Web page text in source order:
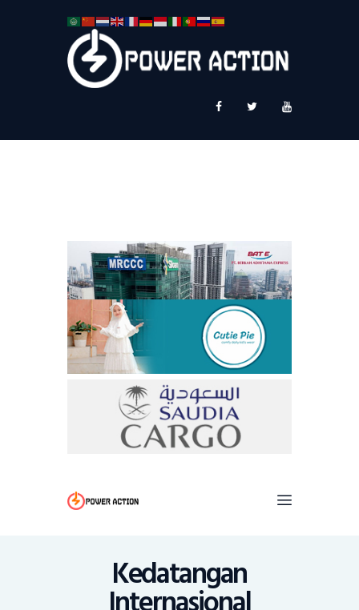
Kedatangan
Service Plus